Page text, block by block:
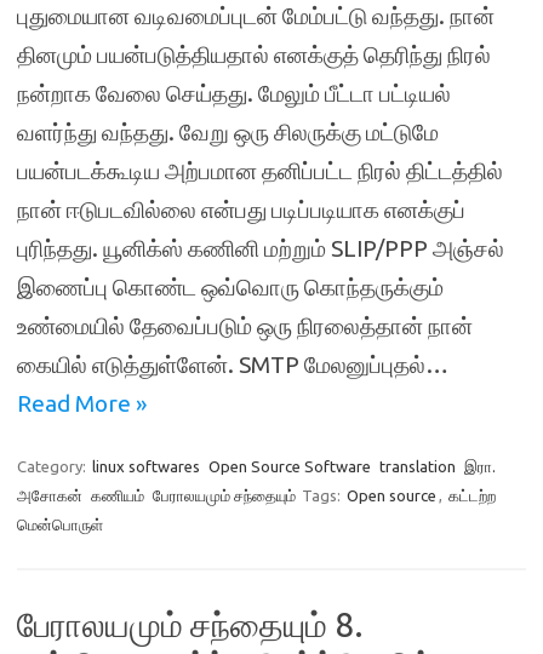
புதுமையான வடிவமைப்புடன் மேம்பட்டு வந்தது. நான்
தினமும் பயன்படுத்தியதால் எனக்குத் தெரிந்து நிரல்
நன்றாக வேலை செய்தது. மேலும் பீட்டா பட்டியல்
வளர்ந்து வந்தது. வேறு ஒரு சிலருக்கு மட்டுமே
பயன்படக்கூடிய அற்பமான தனிப்பட்ட நிரல் திட்டத்தில்
நான் ஈடுபடவில்லை என்பது படிப்படியாக எனக்குப்
புரிந்தது. யூனிக்ஸ் கணினி மற்றும் SLIP/PPP அஞ்சல்
இணைப்பு கொண்ட ஒவ்வொரு கொந்தருக்கும்
உண்மையில் தேவைப்படும் ஒரு நிரலைத்தான் நான்
கையில் எடுத்துள்ளேன். SMTP மேலனுப்புதல்…
Read More »
Category: linux softwares Open Source Software translation இரா.
அசோகன் கணியம் பேராலயமும் சந்தையும் Tags: Open source , கட்டற்ற
மென்பொருள்
பேராலயமும் சந்தையும் 8.